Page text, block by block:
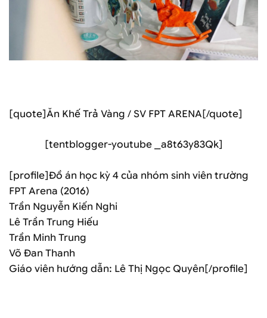
[quote]Ăn Khế Trả Vàng / SV FPT ARENA[/quote]
[tentblogger-youtube _a8t63y83Qk]
[profile]Đồ án học kỳ 4 của nhóm sinh viên trường
FPT Arena (2016)
Trần Nguyễn Kiến Nghi
Lê Trần Trung Hiếu
Trần Minh Trung
Võ Đan Thanh
Giáo viên hướng dẫn: Lê Thị Ngọc Quyên[/profile]